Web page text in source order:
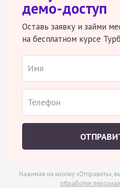
демо-доступ
Оставь заявку и займи
на бесплатном курсе
Нажимая на кнопку «Отправить»,
обработке